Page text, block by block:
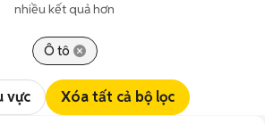
nhiều kết quả hơn
Ô tô
vực Xóa tất cả bộ lọc